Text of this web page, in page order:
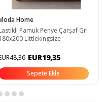
Home
Pamuk Penye Çarşaf Gri
Littlekingsize
EUR19,35
Sepete Ekle